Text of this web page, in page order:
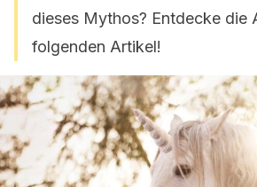
dieses Mythos? Entdecke die
folgenden Artikel!